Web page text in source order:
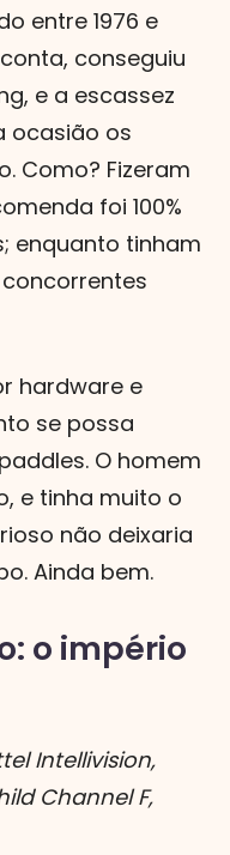
entre 1976 e
conseguiu
e a escassez
ocasião os
Como? Fizeram
foi 100%
enquanto tinham
hardware e
se possa
O homem
e tinha muito o
não deixaria
Ainda bem.
o império
Intellivision,
Channel F,